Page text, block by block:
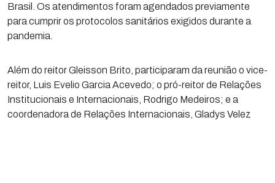
Brasil. Os atendimentos foram agendados previamente
para cumprir os protocolos sanitários exigidos durante a
pandemia.
Além do reitor Gleisson Brito, participaram da reunião o vice-
reitor, Luis Evelio Garcia Acevedo; o pró-reitor de Relações
Institucionais e Internacionais, Rodrigo Medeiros; e a
coordenadora de Relações Internacionais, Gladys Velez